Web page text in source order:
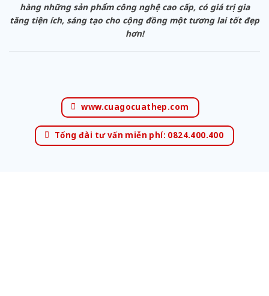
hàng những sản phẩm công nghệ cao cấp, có giá trị gia
tăng tiện ích, sáng tạo cho cộng đồng một tương lai tốt đẹp
hơn!
www.cuagocuathep.com
Tổng đài tư vấn miễn phí: 0824.400.400